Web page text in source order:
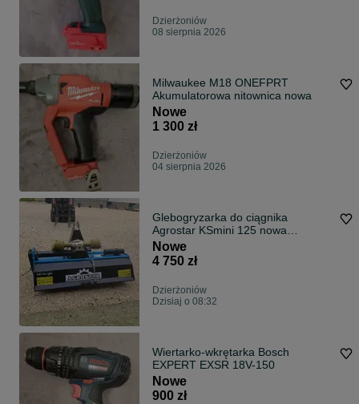
Dzierżoniów
08 sierpnia 2026
Milwaukee M18 ONEFPRT
Akumulatorowa nitownica nowa
Nowe
1 300 zł
Dzierżoniów
04 sierpnia 2026
Glebogryzarka do ciągnika
Agrostar KSmini 125 nowa
gwarancja producenta Dostawa
cały kraj
Nowe
4 750 zł
Dzierżoniów
Dzisiaj o 08:32
Wiertarko-wkrętarka Bosch
EXPERT EXSR 18V-150
Nowe
900 zł